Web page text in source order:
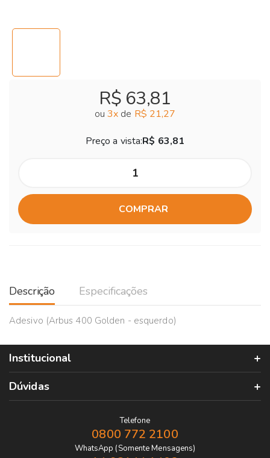
R$ 63,81
ou 3x de R$ 21,27
Preço a vista:R$ 63,81
COMPRAR
Descrição Especificações
Adesivo (Arbus 400 Golden - esquerdo)
Institucional
Dúvidas
Telefone
0800 772 2100
WhatsApp (Somente Mensagens)